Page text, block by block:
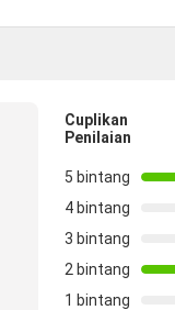
Cuplikan
Penilaian
5 bintang
4 bintang
3 bintang
2 bintang
1 bintang